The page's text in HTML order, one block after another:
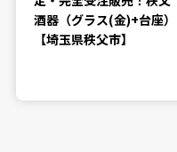
酒器（グラス(金)+台座）
【埼玉県秩父市】